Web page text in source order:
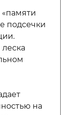
«памяти
подсечки
на